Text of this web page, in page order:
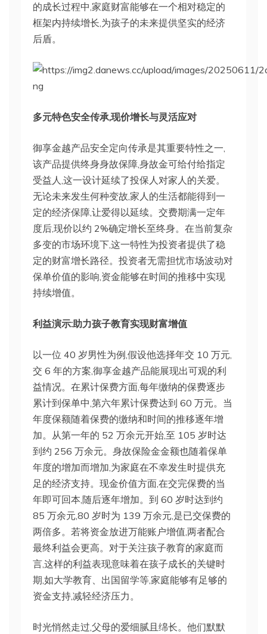
的成长过程中,家庭财富能够在一个相对稳定的
框架内持续增长,为孩子的未来提供坚实的经济
后盾。
多元特色安全传承,现价增长与灵活应对
御享金越产品安全定向传承是其重要特性之一,
该产品提供终身身故保障,身故金可给付给指定
受益人,这一设计延续了投保人对家人的关爱。
无论未来发生何种变故,家人的生活都能得到一
定的经济保障,让爱得以延续。交费期满一定年
度后,现价以约 2%确定增长至终身。在当前复杂
多变的市场环境下,这一特性为投资者提供了稳
定的财富增长路径。投资者无需担忧市场波动对
保单价值的影响,资金能够在时间的推移中实现
持续增值。
利益演示:助力孩子教育实现财富增值
以一位 40 岁男性为例,假设他选择年交 10 万元,
交 6 年的方案,御享金越产品能展现出可观的利
益情况。在累计保费方面,每年缴纳的保费逐步
累计到保单中,第六年累计保费达到 60 万元。当
年度保额随着保费的缴纳和时间的推移逐年增
加。从第一年的 52 万余元开始,至 105 岁时达
到约 256 万余元。身故保险金金额也随着保单
年度的增加而增加,为家庭在不幸发生时提供充
足的经济支持。现金价值方面,在交完保费的当
年即可回本,随后逐年增加。到 60 岁时达到约
85 万余元,80 岁时为 139 万余元,是已交保费的
两倍多。若将资金放进万能账户增值,两者配合
最终利益会更高。对于关注孩子教育的家庭而
言,这样的利益表现意味着在孩子成长的关键时
期,如大学教育、出国留学等,家庭能够有足够的
资金支持,减轻经济压力。
时光悄然走过,父母的爱细腻且绵长。他们默默